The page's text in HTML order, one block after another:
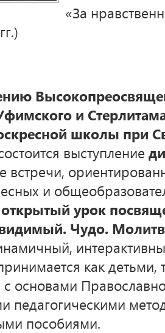
«За
и
школы при
выступление
встречи,
и
открытый урок
Чудо.
как детьми,
с основами
педагогическими
пособиями.